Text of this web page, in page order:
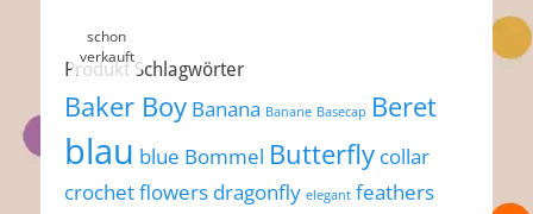
Produkt Schlagwörter
Baker Boy Banana Banane Basecap Beret
blau blue Bommel Butterfly collar
crochet flowers dragonfly elegant feathers